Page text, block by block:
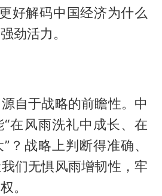
好解码中国经济为什么
劲活力。
自于战略的前瞻性。中
在风雨洗礼中成长、在
？战略上判断得准确、
们无惧风雨增韧性，牢
。